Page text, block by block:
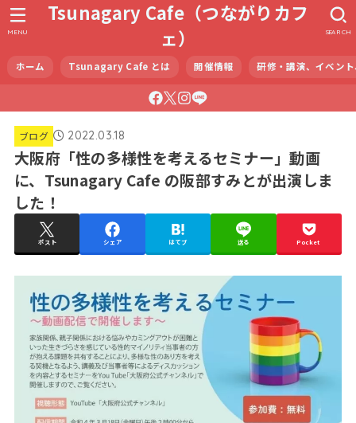
Tsunagary Cafe（つながりカフ
ェ）
ホーム Tsunagary Cafe とは 開催情報 研修・講演、イベン
SEARCH
MENU
ブログ 2022.03.18
大阪府「性の多様性を考えるセミナー」動画
に、Tsunagary Cafe の阪部すみとが出演しま
した！
ポスト シェア はてブ 送る Pocket